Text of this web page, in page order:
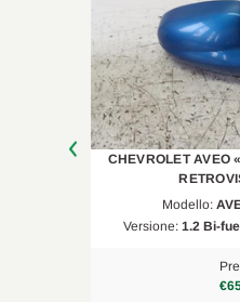
CHEVROLET AVEO
Modello:
Versione: 1.2 Bi-